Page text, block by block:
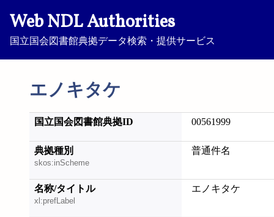
Web NDL Authorities
国立国会図書館典拠データ検索・提供サービス
エノキタケ
国立国会図書館典拠ID 00561999
典拠種別
skos:inScheme
普通件名
名称/タイトル
xl:prefLabel
エノキタケ